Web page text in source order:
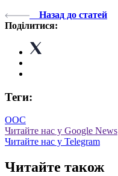
Назад до статей
Поділитися:
Теги:
ООС
Читайте нас у Google News
Читайте нас у Telegram
Читайте також